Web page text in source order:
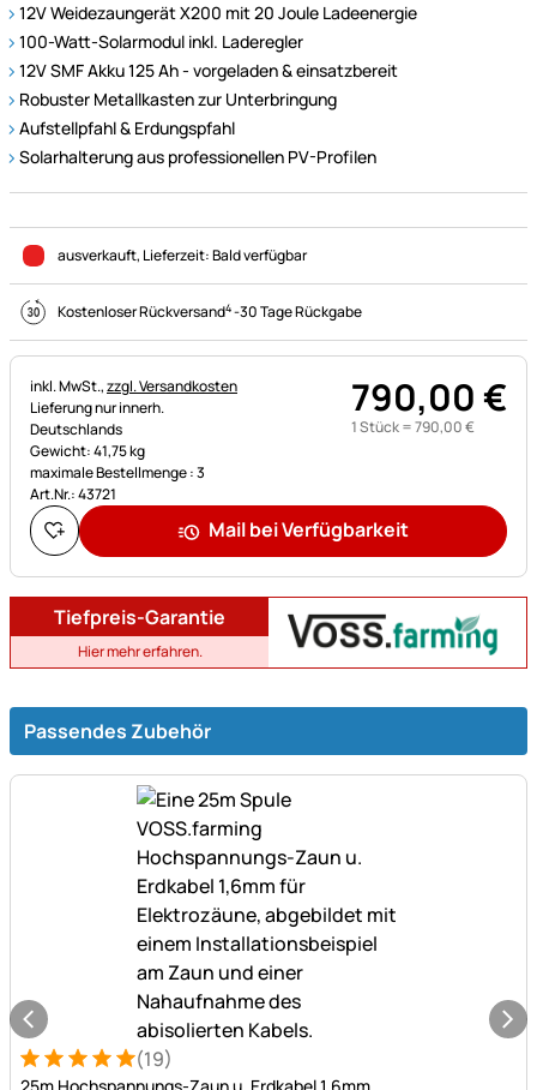
12V Weidezaungerät X200 mit 20 Joule Ladeenergie
100-Watt-Solarmodul inkl. Laderegler
12V SMF Akku 125 Ah - vorgeladen & einsatzbereit
Robuster Metallkasten zur Unterbringung
Aufstellpfahl & Erdungspfahl
Solarhalterung aus professionellen PV-Profilen
ausverkauft, Lieferzeit:Bald verfügbar
Kostenloser Rückversand4-30 Tage Rückgabe
Steuerhinweis:
inkl. MwSt.,zzgl. Versandkosten
Lieferung nur innerh.
Deutschlands
Gewicht: 41,75 kg
maximale Bestellmenge : 3
Art.Nr.: 43721
790,00€
1 Stück =790,00€
Mail bei Verfügbarkeit
Tiefpreis-Garantie
Hier mehr erfahren.
Passendes Zubehör
Bewertung: 5 von 5 (19 Bewertungen)
19 Bewertungen
(19)